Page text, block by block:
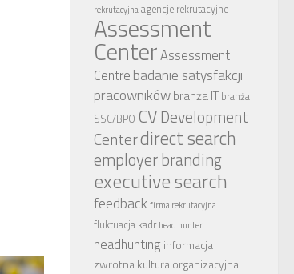
rekrutacyjnaagencje rekrutacyjne
Assessment
CenterAssessment
Centre badanie satysfakcji
pracownikówbranża IT branża
SSC/BPO CV Development
Centerdirect search
employer branding
executive search
feedback firma rekrutacyjna
fluktuacja kadr head hunter
headhunting informacja
zwrotnakultura organizacyjna